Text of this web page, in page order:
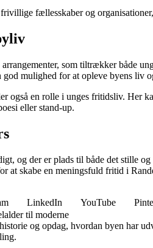
fællesskaber og
arrangementer, som tiltrækker både
mulighed for at opleve byens liv
også en rolle i unges fritidsliv. Her
eller stand-up.
og der er plads til både det stille
at skabe en meningsfuld fritid i
LinkedIn YouTube
til moderne
og opdag, hvordan byen har